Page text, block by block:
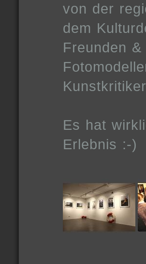
von der
dem
Freunden
Es hat
Erlebnis :-)